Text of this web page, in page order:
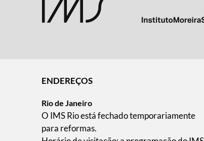
ENDEREÇOS
Rio de Janeiro
O IMS Rio está fechado temporariamente
para reformas.